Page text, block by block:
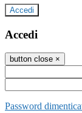
Accedi
Accedi
button close ×
Password